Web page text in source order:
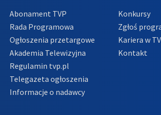
Abonament TVP
Rada Programowa
Ogłoszenia przetargowe
Akademia Telewizyjna
Regulamin tvp.pl
Telegazeta ogłoszenia
Informacje o nadawcy
Konkursy
Zgłoś
Kariera w
Kontakt